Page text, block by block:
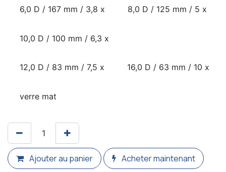
6,0 D / 167 mm / 3,8 x 8,0 D / 125 mm / 5 x
10,0 D / 100 mm / 6,3 x
12,0 D / 83 mm / 7,5 x 16,0 D / 63 mm / 10 x
verre mat
Ajouter au panier Acheter maintenant